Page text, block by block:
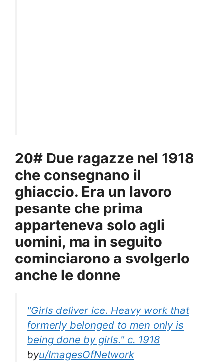
20# Due ragazze nel 1918
che consegnano il
ghiaccio. Era un lavoro
pesante che prima
apparteneva solo agli
uomini, ma in seguito
cominciarono a svolgerlo
anche le donne
"Girls deliver ice. Heavy work that
formerly belonged to men only is
being done by girls." c. 1918
byu/ImagesOfNetwork